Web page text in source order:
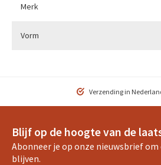
Merk
Vorm
Verzending in
Blijf op de hoogte van de
Abonneer je op onze nieuwsbrief
blijven.